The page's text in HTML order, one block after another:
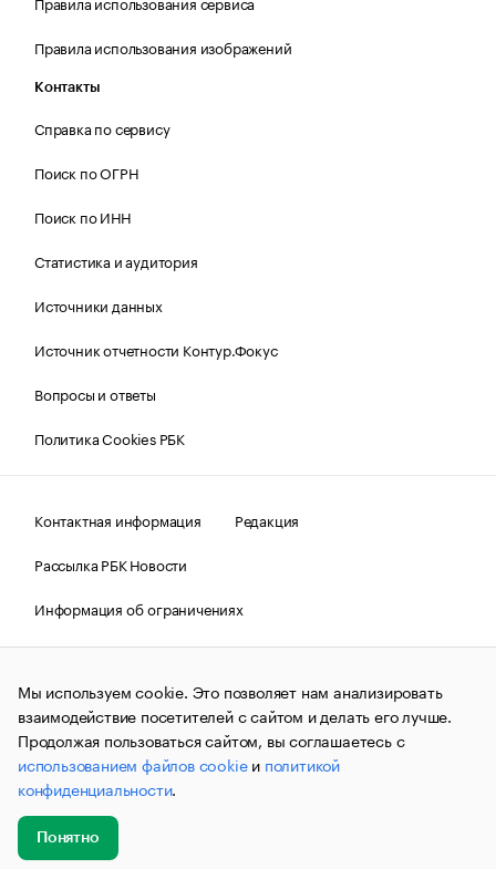
Правила использования изображений
Контакты
Справка по сервису
Поиск по ОГРН
Поиск по ИНН
Статистика и аудитория
Источники данных
Источник отчетности Контур.Фокус
Вопросы и ответы
Политика Cookies РБК
Контактная информация
Редакция
Рассылка РБК Новости
Информация об ограничениях
Правовая информация
О соблюдении авторских прав
© АО «РОСБИЗНЕСКОНСАЛТИНГ»,1995–2026.Сообщения
и материалы информационного агентства «РБК»
(зарегистрировано Федеральной службой по надзору в сфере
связи, информационных технологий и массовых
коммуникаций (Роскомнадзор) 09.12.2015 за номером ИА
№ФС77-63848) сопровождаются пометкой «РБК». Отдельные
публикации могут содержать информацию,
не предназначенную для пользователей
до 18 лет.
Мы используем cookie. Это позволяет нам анализировать
взаимодействие посетителей с сайтом и делать его лучше.
Продолжая пользоваться сайтом, вы соглашаетесь с
использованием файлов cookieи политикой
конфиденциальности.
Понятно